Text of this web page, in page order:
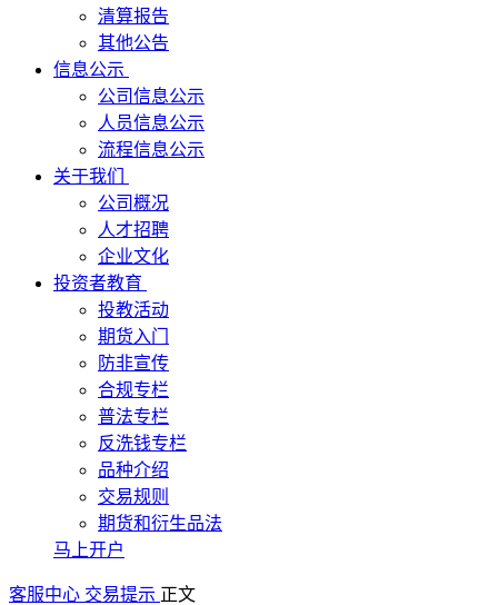
清算报告
其他公告
信息公示
公司信息公示
人员信息公示
流程信息公示
关于我们
公司概况
人才招聘
企业文化
投资者教育
投教活动
期货入门
防非宣传
合规专栏
普法专栏
反洗钱专栏
品种介绍
交易规则
期货和衍生品法
马上开户
客服中心 交易提示 正文